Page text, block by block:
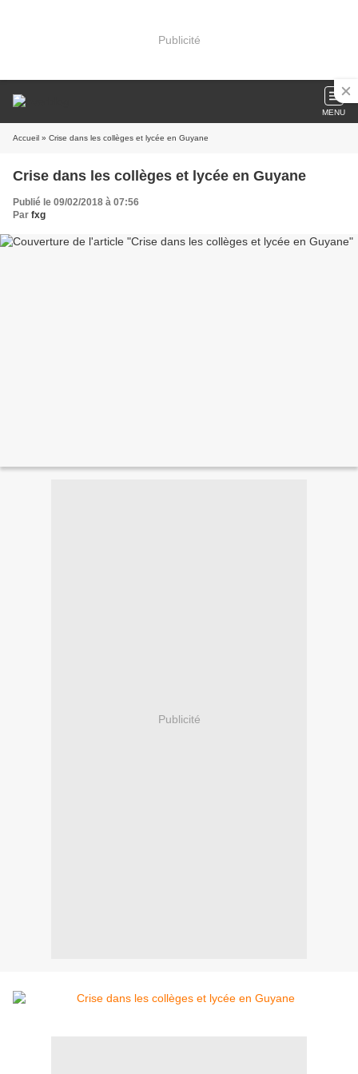
Publicité
MENU
Accueil » Crise dans les collèges et lycée en Guyane
Crise dans les collèges et lycée en Guyane
Publié le 09/02/2018 à 07:56
Par fxg
Publicité